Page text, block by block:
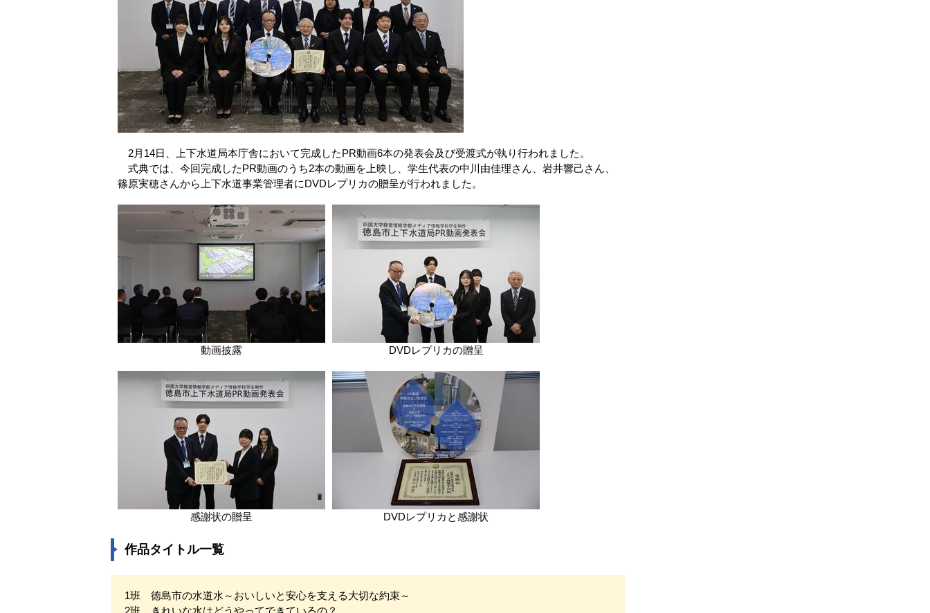
2月14日、上下水道局本庁舎において完成したPR動画6本の発表会及び受渡式が執り行われました。
式典では、今回完成したPR動画のうち2本の動画を上映し、学生代表の中川由佳理さん、岩井響己さん、
篠原実穂さんから上下水道事業管理者にDVDレプリカの贈呈が行われました。
動画披露 DVDレプリカの贈呈
感謝状の贈呈 DVDレプリカと感謝状
作品タイトル一覧
1班 徳島市の水道水～おいしいと安心を支える大切な約束～
2班 きれいな水はどうやってできているの？